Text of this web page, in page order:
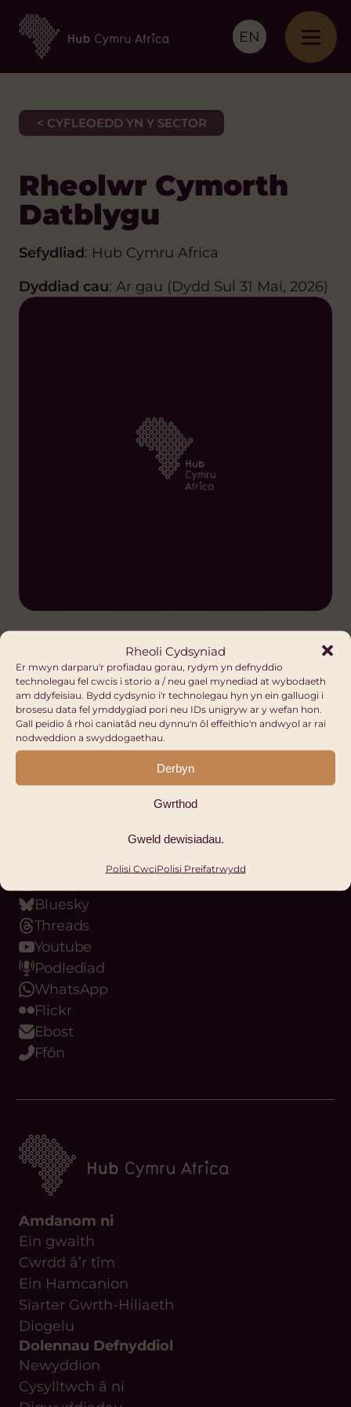
Rheoli Cydsyniad
Er mwyn darparu'r profiadau gorau, rydym yn defnyddio
technolegau fel cwcis i storio a / neu gael mynediad at wybodaeth
am ddyfeisiau. Bydd cydsynio i'r technolegau hyn yn ein galluogi i
brosesu data fel ymddygiad pori neu IDs unigryw ar y wefan hon.
Gall peidio â rhoi caniatâd neu dynnu'n ôl effeithio'n andwyol ar rai
nodweddion a swyddogaethau.
Derbyn
Gwrthod
Gweld dewisiadau.
Polisi CwciPolisi Preifatrwydd
EN
< CYFLEOEDD YN Y SECTOR
Rheolwr Cymorth
Datblygu
Sefydliad: Hub Cymru Africa
Dyddiad cau: Ar gau (Dydd Sul 31 Mai, 2026)
Y diweddaraf gan
Hub Cymru Africa
COFRESTRU
Bluesky
Threads
Youtube
Podlediad
WhatsApp
Flickr
Ebost
Ffôn
Amdanom ni
Ein gwaith
Cwrdd â’r tîm
Ein Hamcanion
Siarter Gwrth-Hiliaeth
Diogelu
Dolennau Defnyddiol
Newyddion
Cysylltwch â ni